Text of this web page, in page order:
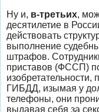
Ну и, в-третьих,
десятилетие в
действовать
выполнение
штрафов.
приставов (ФССП)
ГИБДД, изымая у
телефоны, они
выдавая себя за